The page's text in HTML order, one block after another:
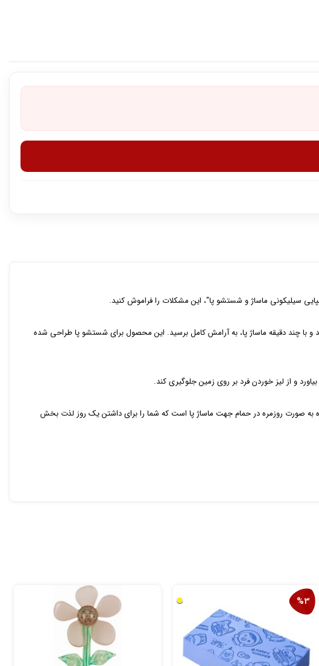
سیلیکونی ماساژ و شستشو پا"، این مشکلات را فراموش کنید.
و با چند دقیقه ماساژ پا، به آرامش کامل برسید. این محصول برای شستشو پا طراحی شده
و از لیز خوردن فرد بر روی زمین جلوگیری کند.
به صورت روزمره در حمام جهت ماساژ پا است که شما را برای داشتن یک روز لذت بخش
%3